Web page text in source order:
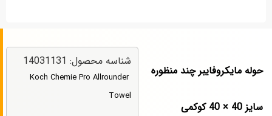
حوله مایکروفایبر چند منظوره
سایز 40 × 40 کوکمی
شناسه محصول: 14031131
Koch Chemie Pro Allrounder
Towel